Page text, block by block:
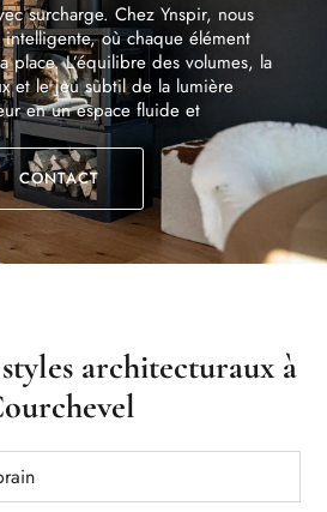
surcharge. Chez Ynspir, nous
intelligente, où chaque élément
place. L’équilibre des volumes, la
et le jeu subtil de la lumière
en un espace fluide et
CONTACT
architecturaux à